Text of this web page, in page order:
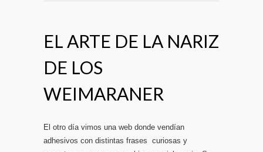
EL ARTE DE LA NARIZ
DE LOS
WEIMARANER
El otro día vimos una web donde vendían
adhesivos con distintas frases curiosas y